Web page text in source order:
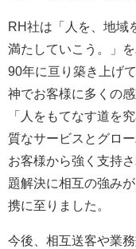
RH社は「人を、地域
満たしていこう。」
90年に亘り築き上げ
神でお客様に多くの
「人をもてなす道を
質なサービスとグロ
お客様から強く支持
題解決に相互の強み
携に至りました。
今後、相互送客や業